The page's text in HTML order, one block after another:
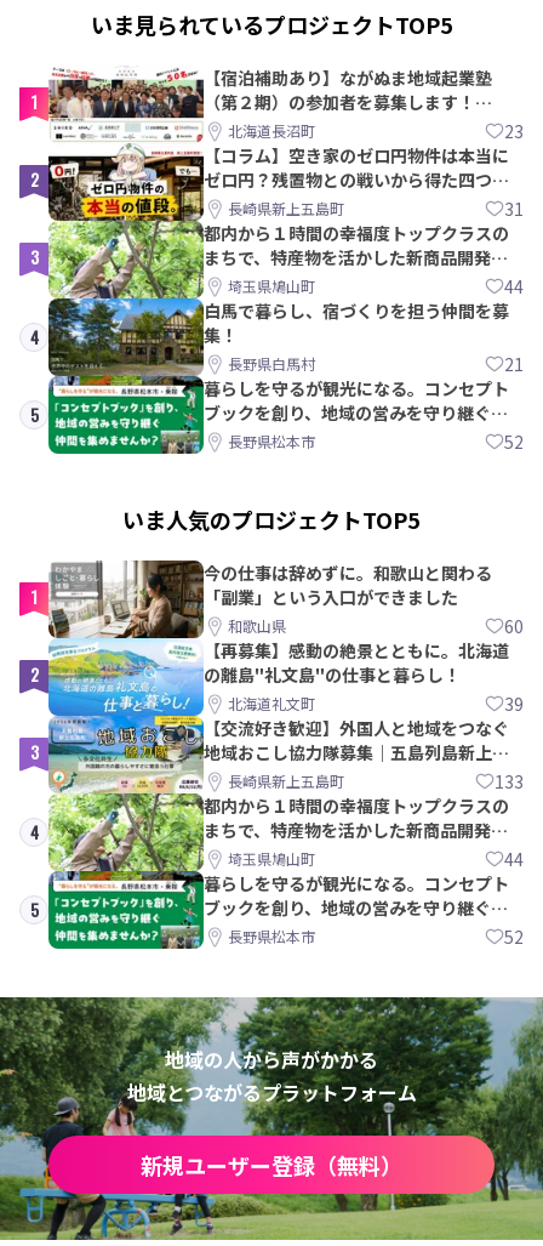
いま見られているプロジェクトTOP5
1
【宿泊補助あり】ながぬま地域起業塾
（第２期）の参加者を募集します！
【8/21〆】
北海道長沼町 23
2
【コラム】空き家のゼロ円物件は本当に
ゼロ円？残置物との戦いから得た四つの
教訓｜新上五島町
長崎県新上五島町 31
3
都内から１時間の幸福度トップクラスの
まちで、特産物を活かした新商品開発＆
PRメンバー募集！
埼玉県鳩山町 44
4
白馬で暮らし、宿づくりを担う仲間を募
集！
長野県白馬村 21
5
暮らしを守るが観光になる。コンセプト
ブックを創り、地域の営みを守り継ぐ仲
間を集めませんか？
長野県松本市 52
いま人気のプロジェクトTOP5
1
今の仕事は辞めずに。和歌山と関わる
「副業」という入口ができました
和歌山県 60
2
【再募集】感動の絶景とともに。北海道
の離島"礼文島"の仕事と暮らし！
北海道礼文町 39
3
【交流好き歓迎】外国人と地域をつなぐ
地域おこし協力隊募集｜五島列島新上五
島町長崎県新上五島町 133
4
都内から１時間の幸福度トップクラスの
まちで、特産物を活かした新商品開発＆
PRメンバー募集！
埼玉県鳩山町 44
5
暮らしを守るが観光になる。コンセプト
ブックを創り、地域の営みを守り継ぐ仲
間を集めませんか？
長野県松本市 52
地域の人から声がかかる
地域とつながるプラットフォーム
新規ユーザー登録（無料）